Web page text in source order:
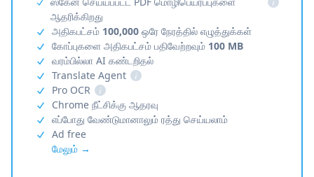
ஆதரிக்கிறது
அதிகபட்சம் 100,000 ஒரே நேரத்தில் எழுத்துக்கள்
கோப்புகளை அதிகபட்சம் பதிவேற்றவும் 100 MB
வரம்பில்லா AI கண்டறிதல்
Translate Agent
i
Pro OCR
i
Chrome நீட்சிக்கு ஆதரவு
எப்போது வேண்டுமானாலும் ரத்து செய்யலாம்
Ad free
மேலும் →